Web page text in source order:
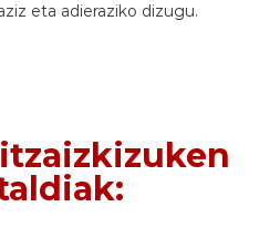
eta adieraziko dizugu.